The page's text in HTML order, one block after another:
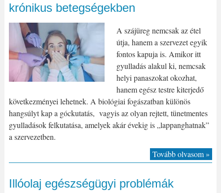
krónikus betegségekben
A szájüreg nemcsak az étel
útja, hanem a szervezet egyik
fontos kapuja is. Amikor itt
gyulladás alakul ki, nemcsak
helyi panaszokat okozhat,
hanem egész testre kiterjedő
következményei lehetnek. A biológiai fogászatban különös
hangsúlyt kap a góckutatás, vagyis az olyan rejtett, tünetmentes
gyulladások felkutatása, amelyek akár évekig is „lappanghatnak”
a szervezetben.
Tovább olvasom »
Illóolaj egészségügyi problémák